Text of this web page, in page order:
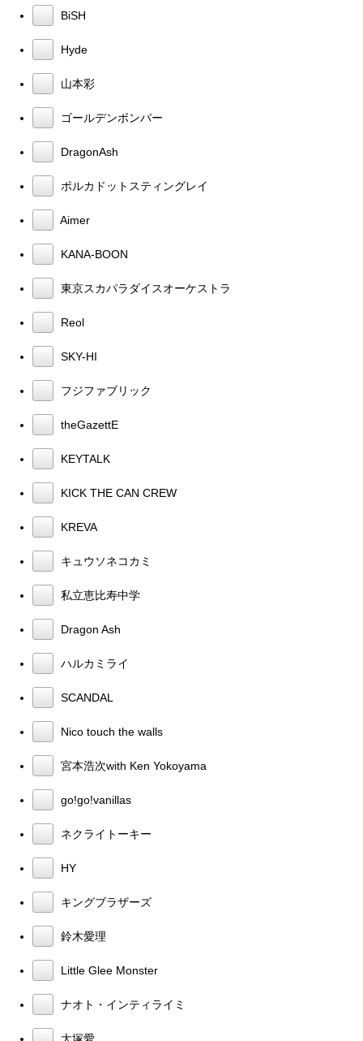
BiSH
Hyde
山本彩
ゴールデンボンバー
DragonAsh
ポルカドットスティングレイ
Aimer
KANA-BOON
東京スカパラダイスオーケストラ
Reol
SKY-HI
フジファブリック
theGazettE
KEYTALK
KICK THE CAN CREW
KREVA
キュウソネコカミ
私立恵比寿中学
Dragon Ash
ハルカミライ
SCANDAL
Nico touch the walls
宮本浩次with Ken Yokoyama
go!go!vanillas
ネクライトーキー
HY
キングブラザーズ
鈴木愛理
Little Glee Monster
ナオト・インティライミ
大塚愛